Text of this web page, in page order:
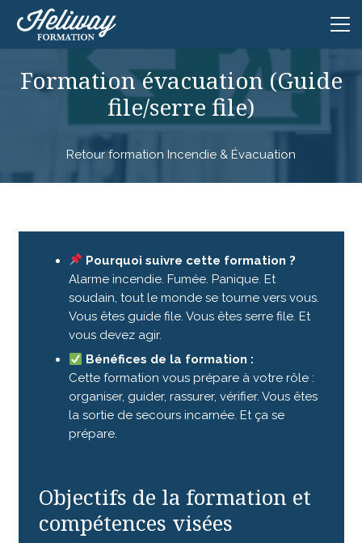
Formation évacuation (Guide
file/serre file)
Retour formation Incendie & Évacuation
Pourquoi suivre cette formation ?
Alarme incendie. Fumée. Panique. Et
soudain, tout le monde se tourne vers vous.
Vous êtes guide file. Vous êtes serre file. Et
vous devez agir.
Bénéfices de la formation :
Cette formation vous prépare à votre rôle :
organiser, guider, rassurer, vérifier. Vous êtes
la sortie de secours incarnée. Et ça se
prépare.
Objectifs de la formation et
compétences visées